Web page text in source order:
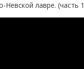
Невской лавре. (часть